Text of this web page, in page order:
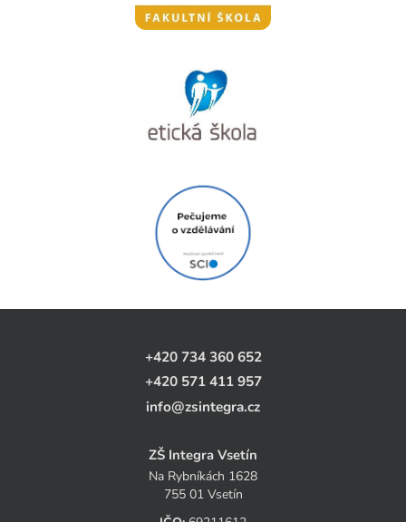
+420 734 360 652
+420 571 411 957
info@zsintegra.cz
ZŠ Integra Vsetín
Na Rybníkách 1628
755 01 Vsetín